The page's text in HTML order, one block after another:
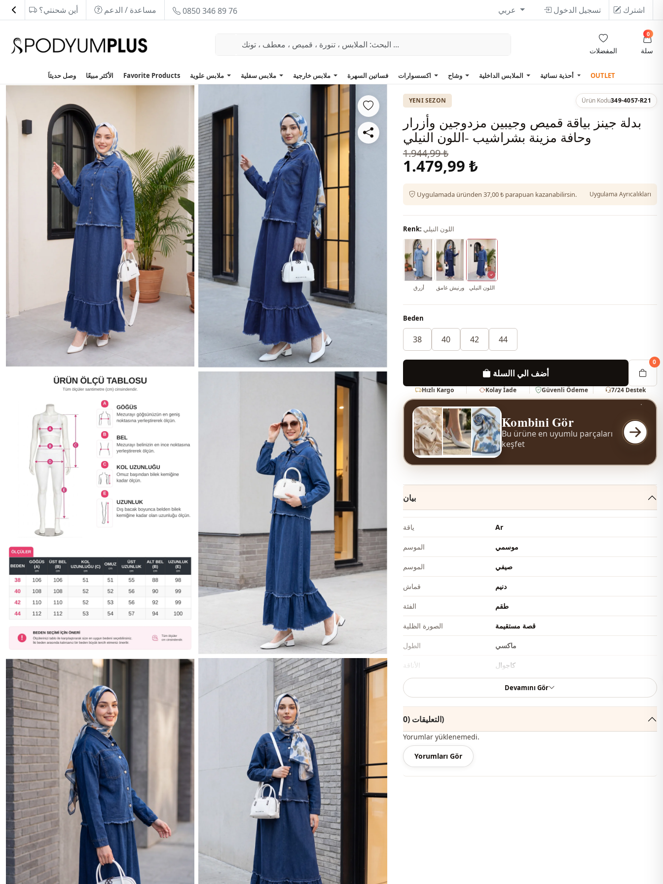
أين شحنتي؟ مساعدة / الدعم 0850 346 89 76 تسجيل الدخول اشترك
المفضلات سلة
0
وصل حديثاَ الأكثر مبيعًا Favorite Products ملابس علوية ملابس سفلية ملابس خارجية فساتين السهرة OUTLET
YENI SEZON Ürün Kodu349-4057-R21
بدلة جينز بياقة قميص وجيبين مزدوجين وأزرار
وحافة مزينة بشراشيب -اللون النيلي
1.944,99 ₺
1.479,99 ₺
Uygulamada üründen 37,00 ₺ parapuan kazanabilirsin. Uygulama Ayrıcalıkları
Renk: اللون النيلي
أزرق ورنيش غامق اللون النيلي
Beden
38 40 42 44
أضف الي االسلة
0
Hızlı Kargo Kolay İade Güvenli Ödeme 7/24 Destek
Kombini Gör
Bu ürüne en uyumlu parçaları
keşfet
بيان
ياقة Ar
الموسم موسمي
الموسم صيفي
قماش دنيم
الفئة طقم
الصورة الظلية قصة مستقيمة
الطول ماكسي
الأناقة كاجوال
نوع النسيج منسوج
السماكة متوسط
التفاصيل
القالب
تفاصيل الكم
Devamını Gör
التعليقات (0)
Yorumlar yüklenemedi.
Yorumları Gör